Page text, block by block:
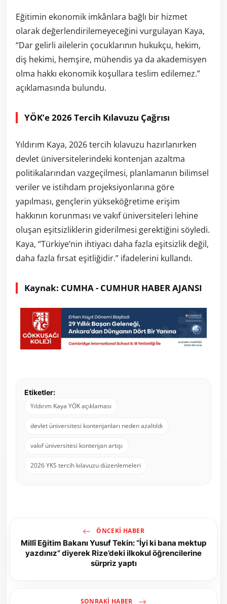
Eğitimin ekonomik imkânlara bağlı bir hizmet
olarak değerlendirilemeyeceğini vurgulayan Kaya,
“Dar gelirli ailelerin çocuklarının hukukçu, hekim,
diş hekimi, hemşire, mühendis ya da akademisyen
olma hakkı ekonomik koşullara teslim edilemez.”
açıklamasında bulundu.
YÖK’e 2026 Tercih Kılavuzu Çağrısı
Yıldırım Kaya, 2026 tercih kılavuzu hazırlanırken
devlet üniversitelerindeki kontenjan azaltma
politikalarından vazgeçilmesi, planlamanın bilimsel
veriler ve istihdam projeksiyonlarına göre
yapılması, gençlerin yükseköğretime erişim
hakkının korunması ve vakıf üniversiteleri lehine
oluşan eşitsizliklerin giderilmesi gerektiğini söyledi.
Kaya, “Türkiye’nin ihtiyacı daha fazla eşitsizlik değil,
daha fazla fırsat eşitliğidir.” ifadelerini kullandı.
Kaynak: CUMHA - CUMHUR HABER AJANSI
Etiketler:
Yıldırım Kaya YÖK açıklaması
devlet üniversitesi kontenjanları neden azaltıldı
vakıf üniversitesi kontenjan artışı
2026 YKS tercih kılavuzu düzenlemeleri
ÖNCEKI HABER
Millî Eğitim Bakanı Yusuf Tekin: “İyi ki bana mektup
yazdınız” diyerek Rize’deki ilkokul öğrencilerine
sürpriz yaptı
SONRAKI HABER